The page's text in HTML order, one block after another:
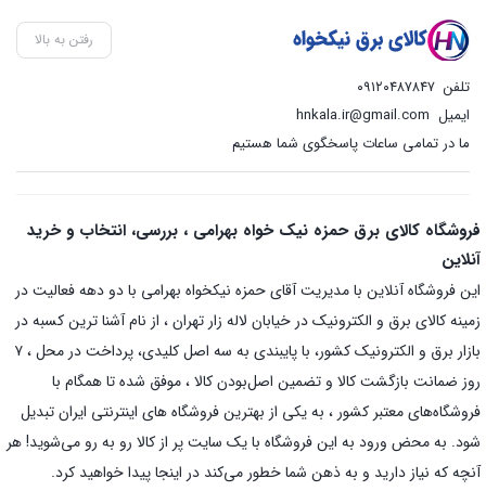
رفتن به بالا
تلفن ۰۹۱۲۰۴۸۷۸۴۷
ایمیل hnkala.ir@gmail.com
ما در تمامی ساعات پاسخگوی شما هستیم
فروشگاه کالای برق حمزه نیک خواه بهرامی ، بررسی، انتخاب و خرید
آنلاین
این فروشگاه آنلاین با مدیریت آقای حمزه نیکخواه بهرامی با دو دهه فعالیت در
زمینه کالای برق و الکترونیک در خیابان لاله زار تهران ، از نام آشنا ترین کسبه در
بازار برق و الکترونیک کشور، با پایبندی به سه اصل کلیدی، پرداخت در محل ، ۷
روز ضمانت بازگشت کالا و تضمین اصل‌بودن کالا ، موفق شده تا همگام با
فروشگاه‌های معتبر کشور ، به یکی از بهترین فروشگاه های اینترنتی ایران تبدیل
شود. به محض ورود به این فروشگاه با یک سایت پر از کالا رو به رو می‌شوید! هر
آنچه که نیاز دارید و به ذهن شما خطور می‌کند در اینجا پیدا خواهید کرد.